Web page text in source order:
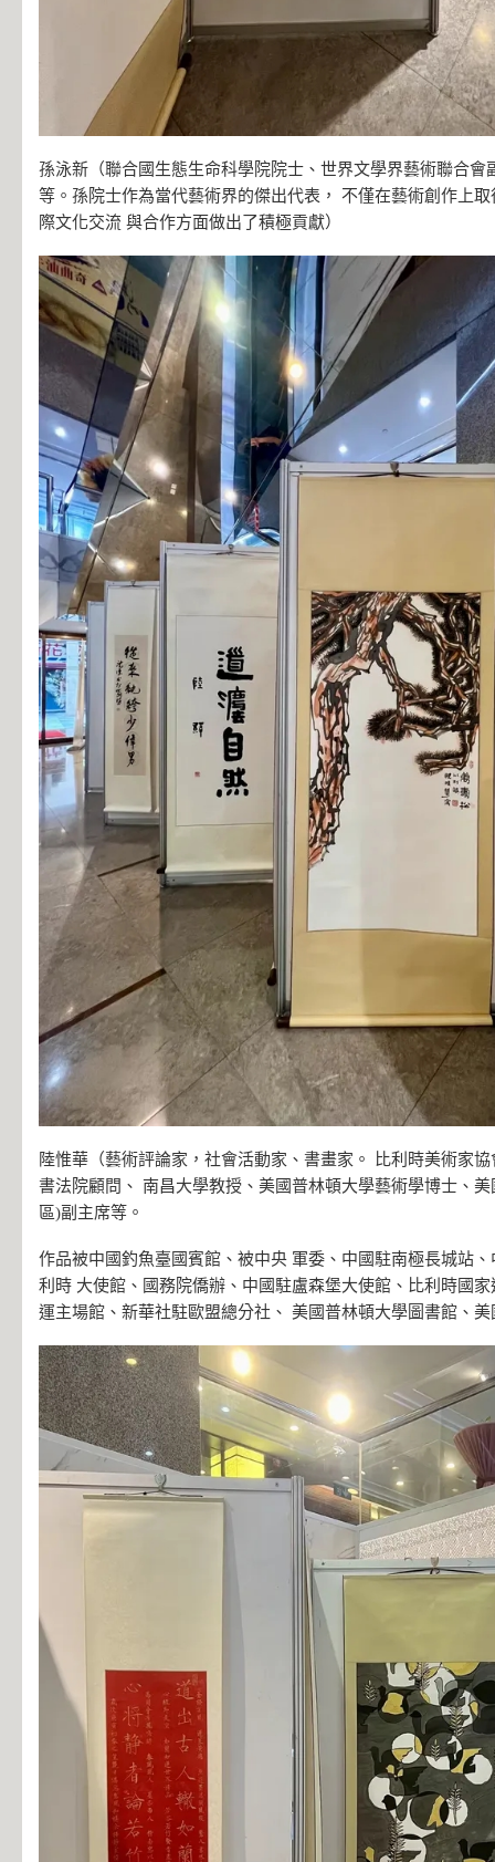
孫泳新（聯合國生態生命科學院院士、世界文學界藝術聯合會
等。孫院士作為當代藝術界的傑出代表， 不僅在藝術創作上
際文化交流 與合作方面做出了積極貢獻）
陸惟華（藝術評論家，社會活動家、書畫家。 比利時美術家
書法院顧問、 南昌大學教授、美國普林頓大學藝術學博士、
區)副主席等。
作品被中國釣魚臺國賓館、被中央 軍委、中國駐南極長城站
利時 大使館、國務院僑辦、中國駐盧森堡大使館、比利時國
運主場館、新華社駐歐盟總分社、 美國普林頓大學圖書館、